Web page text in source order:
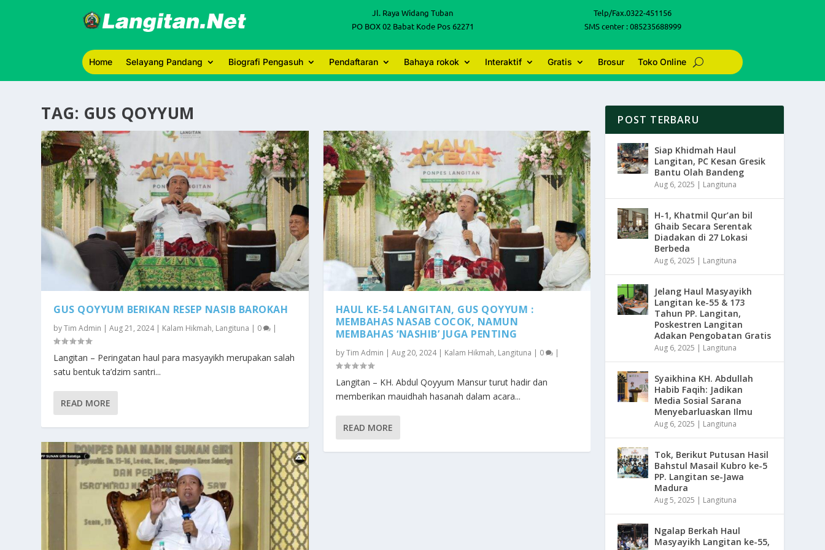
Jl. Raya Widang Tuban
PO BOX 02 Babat Kode Pos 62271
Telp/Fax.0322-451156
SMS center : 085235688999
Home Selayang Pandang Biografi Pengasuh Pendaftaran Bahaya rokok Interaktif Gratis Brosur Toko Online
TAG: GUS QOYYUM
GUS QOYYUM BERIKAN RESEP NASIB BAROKAH
byTim Admin |Aug 21, 2024| Kalam Hikmah, Langituna | 0 |
Langitan – Peringatan haul para masyayikh merupakan salah
satu bentuk ta’dzim santri...
READ MORE
HAUL KE-54 LANGITAN, GUS QOYYUM :
MEMBAHAS NASAB COCOK, NAMUN
MEMBAHAS ‘NASHIB’ JUGA PENTING
byTim Admin | Aug 20, 2024| Kalam Hikmah, Langituna | 0 |
Langitan – KH. Abdul Qoyyum Mansur turut hadir dan
memberikan mauidhah hasanah dalam acara...
READ MORE
POST TERBARU
Siap Khidmah Haul
Langitan, PC Kesan Gresik
Bantu Olah Bandeng
Aug 6, 2025 | Langituna
H-1, Khatmil Qur’an bil
Ghaib Secara Serentak
Diadakan di 27 Lokasi
Berbeda
Aug 6, 2025 | Langituna
Jelang Haul Masyayikh
Langitan ke-55 & 173
Tahun PP. Langitan,
Poskestren Langitan
Adakan Pengobatan Gratis
Aug 6, 2025 | Langituna
Syaikhina KH. Abdullah
Habib Faqih: Jadikan
Media Sosial Sarana
Menyebarluaskan Ilmu
Aug 6, 2025 | Langituna
Tok, Berikut Putusan Hasil
Bahstul Masail Kubro ke-5
PP. Langitan se-Jawa
Madura
Aug 5, 2025 | Langituna
Ngalap Berkah Haul
Masyayikh Langitan ke-55,